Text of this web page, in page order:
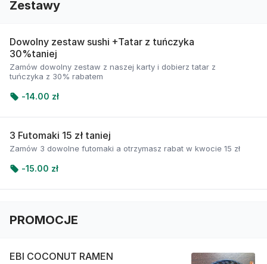
Zestawy
Dowolny zestaw sushi +Tatar z tuńczyka
30%taniej
Zamów dowolny zestaw z naszej karty i dobierz tatar z
tuńczyka z 30% rabatem
-14.00 zł
3 Futomaki 15 zł taniej
Zamów 3 dowolne futomaki a otrzymasz rabat w kwocie 15 zł
-15.00 zł
PROMOCJE
EBI COCONUT RAMEN